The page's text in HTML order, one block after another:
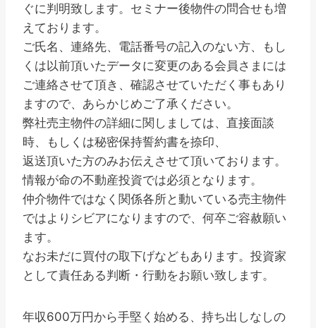
ぐに判明致します。セミナー後物件の問合せも増
えております。
ご氏名、連絡先、電話番号の記入のない方、もし
くは以前頂いたデータに変更のある会員さまには
ご連絡させて頂き、確認させていただく事もあり
ますので、あらかじめご了承ください。
弊社売主物件の詳細に関しましては、直接面談
時、もしくは秘密保持誓約書を捺印、
返送頂いた方のみお伝えさせて頂いております。
情報が命の不動産投資では必須となります。
仲介物件ではなく関係各所と動いている売主物件
ではよりシビアになりますので、何卒ご容赦願い
ます。
なお未だに買付の取下げなどもあります。投資家
として責任ある判断・行動をお願い致します。
年収600万円から手堅く始める、持ち出しなしの